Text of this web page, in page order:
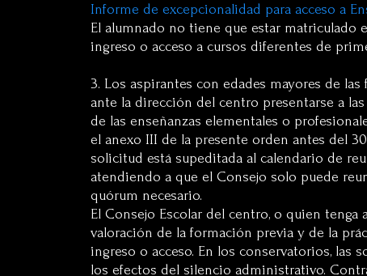
Informe de excepcionalidad para acceso a
El alumnado no tiene que estar matriculado
ingreso o acceso a cursos diferentes de
3. Los aspirantes con edades mayores de
ante la dirección del centro presentarse a
de las enseñanzas elementales o
el anexo III de la presente orden antes del
solicitud está supeditada al calendario de
atendiendo a que el Consejo solo puede
quórum necesario.
El Consejo Escolar del centro, o quien
valoración de la formación previa y de la
ingreso o acceso. En los conservatorios,
los efectos del silencio administrativo.